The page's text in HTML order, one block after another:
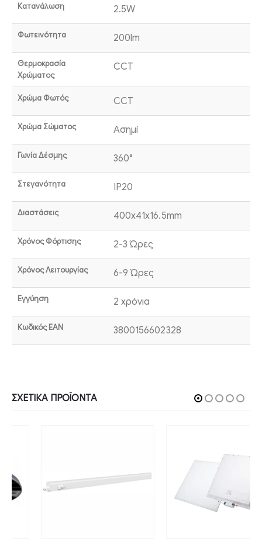
Κατανάλωση 2.5W
Φωτεινότητα 200lm
Θερμοκρασία
Χρώματος
CCT
Χρώμα Φωτός CCT
Χρώμα Σώματος Ασημί
Γωνία Δέσμης 360°
Στεγανότητα IP20
Διαστάσεις 400x41x16.5mm
Χρόνος Φόρτισης 2-3 Ώρες
Χρόνος Λειτουργίας 6-9 Ώρες
Εγγύηση 2 χρόνια
Κωδικός EAN 3800156602328
ΣΧΕΤΙΚΆ ΠΡΟΪΌΝΤΑ